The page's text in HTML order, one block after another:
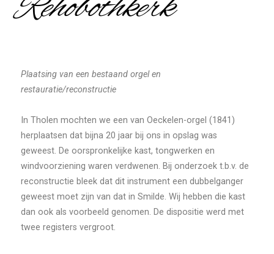
Plaatsing van een bestaand orgel en
restauratie/reconstructie
In Tholen mochten we een van Oeckelen-orgel (1841)
herplaatsen dat bijna 20 jaar bij ons in opslag was
geweest. De oorspronkelijke kast, tongwerken en
windvoorziening waren verdwenen. Bij onderzoek t.b.v. de
reconstructie bleek dat dit instrument een dubbelganger
geweest moet zijn van dat in Smilde. Wij hebben die kast
dan ook als voorbeeld genomen. De dispositie werd met
twee registers vergroot.